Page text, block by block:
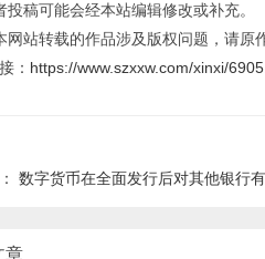
投稿可能会经本站编辑修改或补充。
网站转载的作品涉及版权问题，请原
： https://www.szxxw.com/xinxi/
数字货币在全面发行后对其他银行
章